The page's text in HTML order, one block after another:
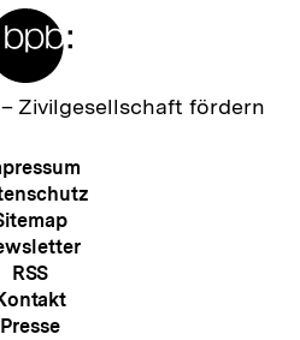
Zivilgesellschaft fördern
Meta-
Navigation
RSS
Presse